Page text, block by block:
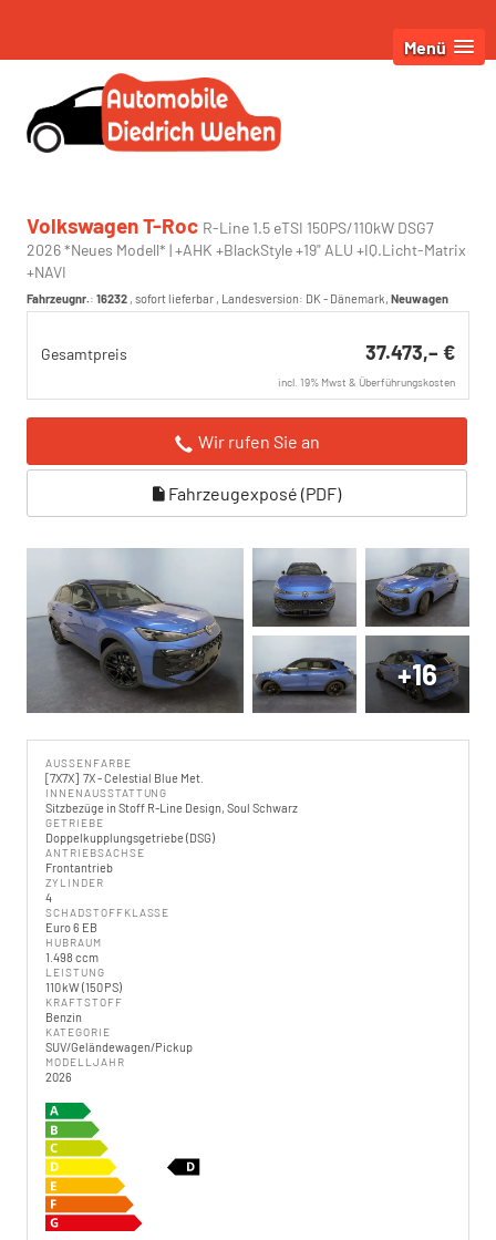
Menü
Volkswagen T-Roc R-Line 1.5 eTSI 150PS/110kW DSG7
2026 *Neues Modell* | +AHK +BlackStyle +19" ALU +IQ.Licht-Matrix
+NAVI
Fahrzeugnr.: 16232 , sofort lieferbar , Landesversion: DK - Dänemark, Neuwagen
Gesamtpreis 37.473,– €
incl. 19% Mwst & Überführungskosten
Wir rufen Sie an
Fahrzeugexposé (PDF)
+16
AUSSENFARBE
7X7X 7X - Celestial Blue Met.
INNENAUSSTATTUNG
Sitzbezüge in Stoff R-Line Design, Soul Schwarz
GETRIEBE
Doppelkupplungsgetriebe (DSG)
ANTRIEBSACHSE
Frontantrieb
ZYLINDER
4
SCHADSTOFFKLASSE
Euro 6 EB
HUBRAUM
1.498 ccm
LEISTUNG
110 kW (150 PS)
KRAFTSTOFF
Benzin
KATEGORIE
SUV/Geländewagen/Pickup
MODELLJAHR
2026